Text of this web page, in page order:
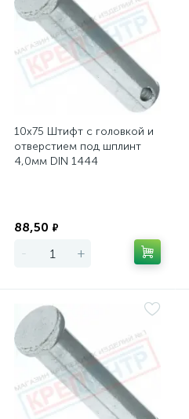
10х75 Штифт с головкой и
отверстием под шплинт
4,0мм DIN 1444
88,50 ₽
- +